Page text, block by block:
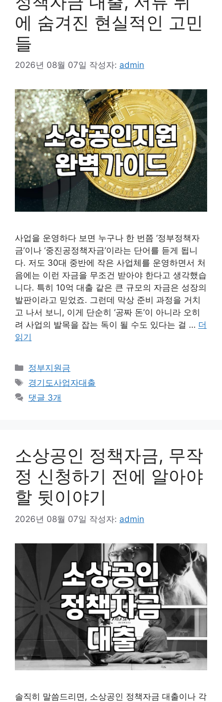
에 숨겨진 현실적인 고민
들
2026년 08월 07일 작성자: admin
사업을 운영하다 보면 누구나 한 번쯤 ‘정부정책자
금’이나 ‘중진공정책자금’이라는 단어를 듣게 됩니
다. 저도 30대 중반에 작은 사업체를 운영하면서 처
음에는 이런 자금을 무조건 받아야 한다고 생각했습
니다. 특히 10억 대출 같은 큰 규모의 자금은 성장의
발판이라고 믿었죠. 그런데 막상 준비 과정을 거치
고 나서 보니, 이게 단순히 ‘공짜 돈’이 아니라 오히
려 사업의 발목을 잡는 독이 될 수도 있다는 걸 … 더
읽기
카
테
리
정부지원금
태
그
경기도사업자대출
댓글 3개
소상공인 정책자금, 무작
정 신청하기 전에 알아야
할 뒷이야기
2026년 08월 07일 작성자: admin
솔직히 말씀드리면, 소상공인 정책자금 대출이나 각